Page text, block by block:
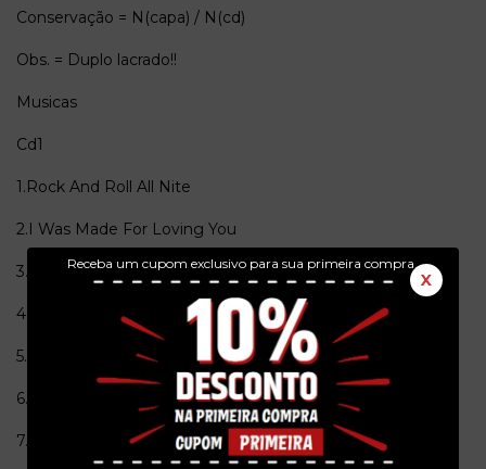
Receba um cupom exclusivo para sua primeira compra.
X
Conservação = N(capa) / N(cd)
Obs. = Duplo lacrado!!
Musicas
Cd1
1.Rock And Roll All Nite
2.I Was Made For Loving You
3.Shandi
4.All American Man
5.Hotter Than Hell
6.Sure Know Something
7.Love Gun